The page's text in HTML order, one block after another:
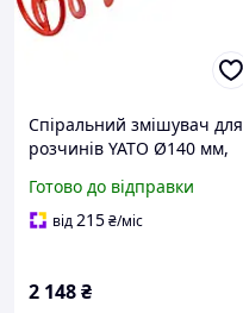
Спіральний змішувач для
розчинів YATO Ø140 мм,
М14, для гіпсу та цементу
Готово до відправки
від215₴/міс
2 148₴